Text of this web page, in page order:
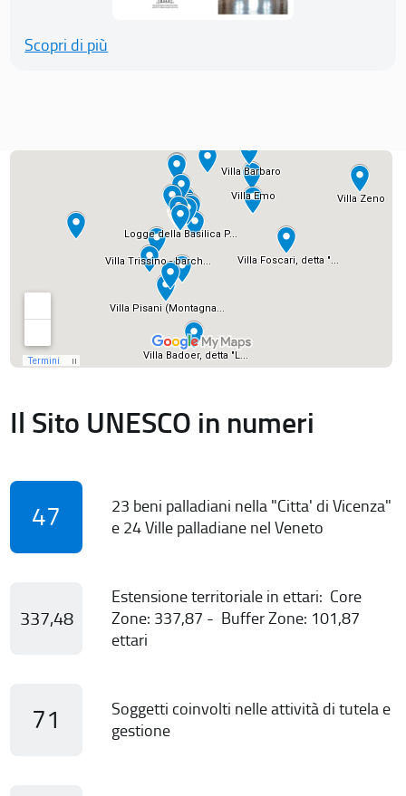
Scopri di più
Il Sito UNESCO in numeri
47
23 beni palladiani nella "Citta' di Vicenza"
e 24 Ville palladiane nel Veneto
337,48
Estensione territoriale in ettari: Core
Zone: 337,87 - Buffer Zone: 101,87
ettari
71
Soggetti coinvolti nelle attività di tutela e
gestione